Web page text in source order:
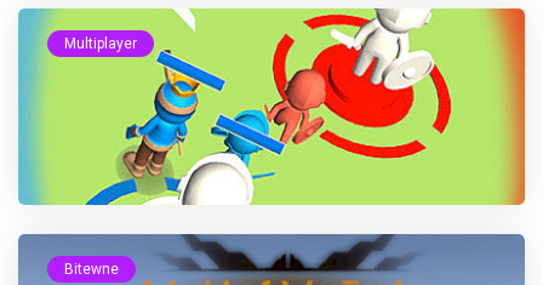
Multiplayer
Bitewne